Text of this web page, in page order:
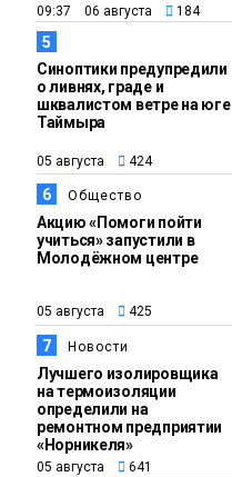
09:37 06 августа 184
5
Синоптики предупредили
о ливнях, граде и
шквалистом ветре на юге
Таймыра
05 августа 424
6 Общество
Акцию «Помоги пойти
учиться» запустили в
Молодёжном центре
05 августа 425
7 Новости
Лучшего изолировщика
на термоизоляции
определили на
ремонтном предприятии
«Норникеля»
05 августа 641